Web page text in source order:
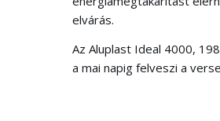
elvárás.
Az Aluplast Ideal 4000,
a mai napig felveszi a